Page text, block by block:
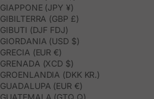
GIAPPONE (JPY ¥)
GIBILTERRA (GBP £)
GIBUTI (DJF FDJ)
GIORDANIA (USD $)
GRECIA (EUR €)
GRENADA (XCD $)
GROENLANDIA (DKK KR.)
GUADALUPA (EUR €)